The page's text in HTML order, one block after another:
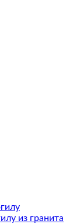
из гранита